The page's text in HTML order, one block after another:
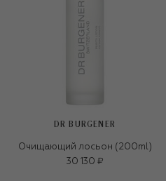
DR BURGENER
Очищающий лосьон (200ml)
30 130 ₽